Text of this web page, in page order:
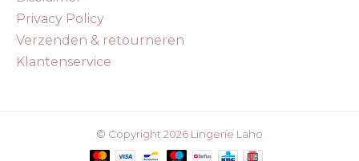
Privacy Policy
Verzenden & retourneren
Klantenservice
© Copyright 2026 Lingerie Laho